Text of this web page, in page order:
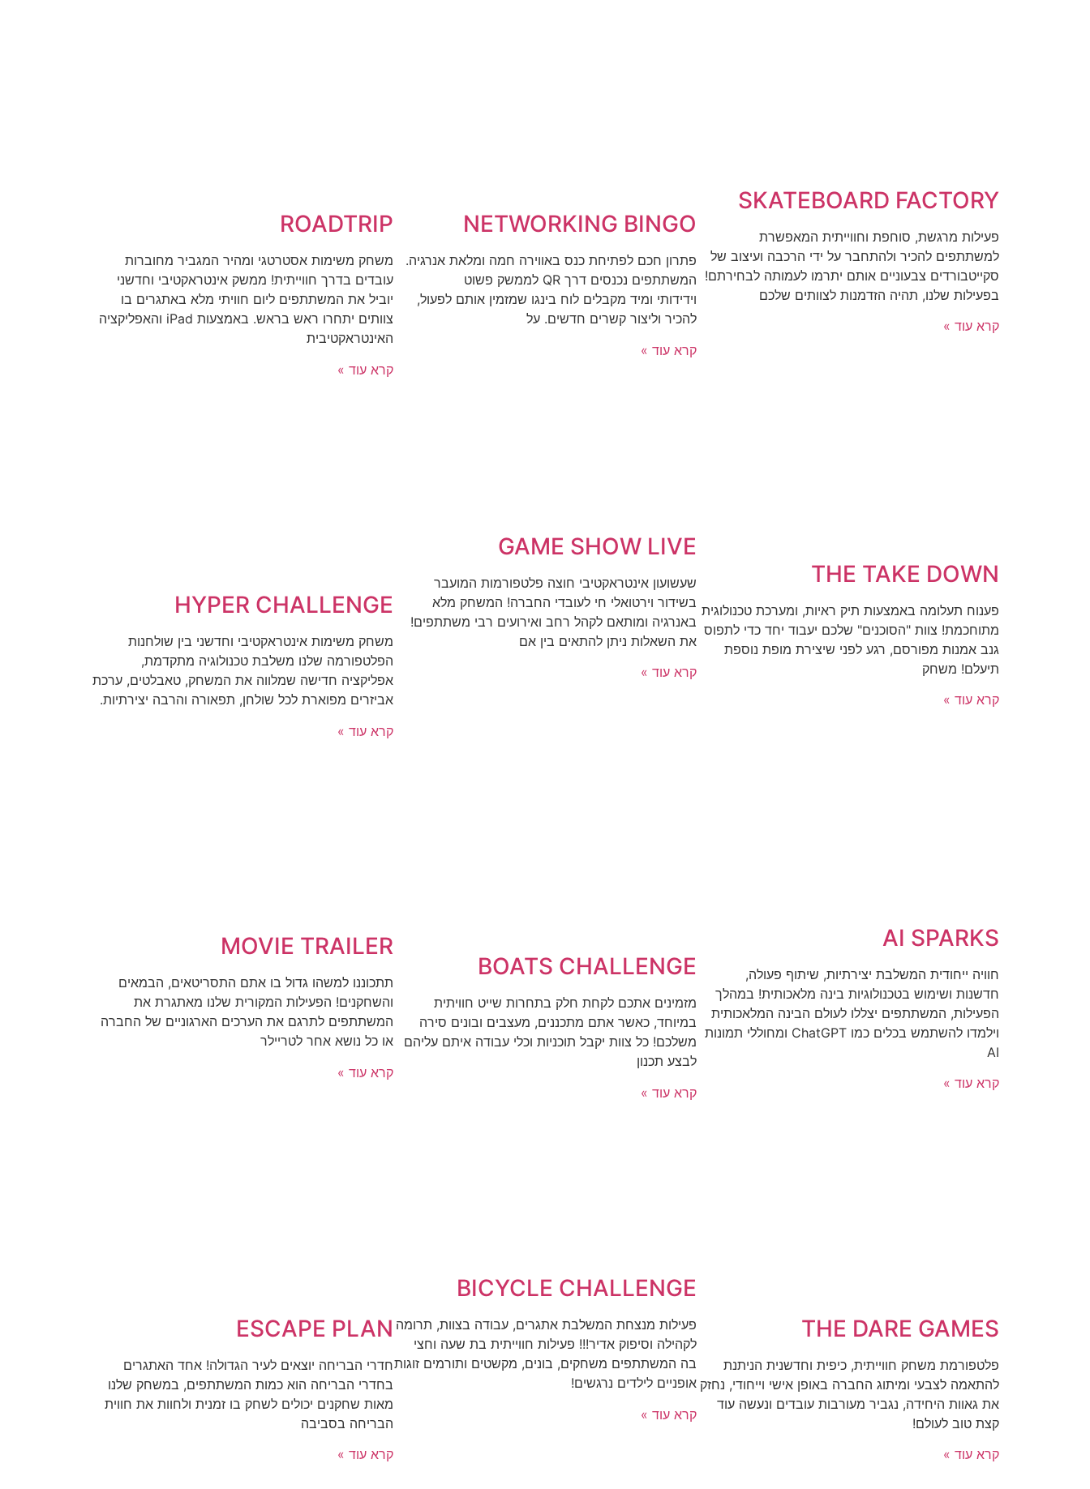
SKATEBOARD FACTORY
פעילות מרגשת, סוחפת וחווייתית המאפשרת
למשתתפים להכיר ולהתחבר על ידי הרכבה ועיצוב של
סקייטבורדים צבעוניים אותם יתרמו לעמותה לבחירתם!
בפעילות שלנו, תהיה הזדמנות לצוותים שלכם
קרא עוד »
NETWORKING BINGO
פתרון חכם לפתיחת כנס באווירה חמה ומלאת אנרגיה.
המשתתפים נכנסים דרך QR לממשק פשוט
וידידותי ומיד מקבלים לוח בינגו שמזמין אותם לפעול,
להכיר וליצור קשרים חדשים. על
קרא עוד »
ROADTRIP
משחק משימות אסטרטגי ומהיר המגביר מחוברות
עובדים בדרך חווייתית! ממשק אינטראקטיבי וחדשני
יוביל את המשתתפים ליום חוויתי מלא באתגרים בו
צוותים יתחרו ראש בראש. באמצעות iPad והאפליקציה
האינטראקטיבית
קרא עוד »
THE TAKE DOWN
פענוח תעלומה באמצעות תיק ראיות, ומערכת טכנולוגית
מתוחכמת! צוות "הסוכנים" שלכם יעבוד יחד כדי לתפוס
גנב אמנות מפורסם, רגע לפני שיצירת מופת נוספת
תיעלם! משחק
קרא עוד »
GAME SHOW LIVE
שעשועון אינטראקטיבי חוצה פלטפורמות המועבר
בשידור וירטואלי חי לעובדי החברה! המשחק מלא
באנרגיה ומותאם לקהל רחב ואירועים רבי משתתפים!
את השאלות ניתן להתאים בין אם
קרא עוד »
HYPER CHALLENGE
משחק משימות אינטראקטיבי וחדשני בין שולחנות
הפלטפורמה שלנו משלבת טכנולוגיה מתקדמת,
אפליקציה חדישה שמלווה את המשחק, טאבלטים, ערכת
אביזרים מפוארת לכל שולחן, תפאורה והרבה יצירתיות.
קרא עוד »
AI SPARKS
חוויה ייחודית המשלבת יצירתיות, שיתוף פעולה,
חדשנות ושימוש בטכנולוגיות בינה מלאכותית! במהלך
הפעילות, המשתתפים יצללו לעולם הבינה המלאכותית
וילמדו להשתמש בכלים כמו ChatGPT ומחוללי תמונות
AI
קרא עוד »
BOATS CHALLENGE
מזמינים אתכם לקחת חלק בתחרות שייט חוויתית
במיוחד, כאשר אתם מתכננים, מעצבים ובונים סירה
משלכם! כל צוות יקבל תוכניות וכלי עבודה איתם עליהם
לבצע תכנון
קרא עוד »
MOVIE TRAILER
תתכוננו למשהו גדול בו אתם התסריטאים, הבמאים
והשחקנים! הפעילות המקורית שלנו מאתגרת את
המשתתפים לתרגם את הערכים הארגוניים של החברה
או כל נושא אחר לטריילר
קרא עוד »
THE DARE GAMES
פלטפורמת משחק חווייתית, כיפית וחדשנית הניתנת
להתאמה לצבעי ומיתוג החברה באופן אישי וייחודי, נחזק
את גאוות היחידה, נגביר מעורבות עובדים ונעשה עוד
קצת טוב לעולם!
קרא עוד »
BICYCLE CHALLENGE
פעילות מנצחת המשלבת אתגרים, עבודה בצוות, תרומה
לקהילה וסיפוק אדיר!!! פעילות חווייתית בת שעה וחצי
בה המשתתפים משחקים, בונים, מקשטים ותורמים זוגות
אופניים לילדים נרגשים!
קרא עוד »
ESCAPE PLAN
חדרי הבריחה יוצאים לעיר הגדולה! אחד האתגרים
בחדרי הבריחה הוא כמות המשתתפים, במשחק שלנו
מאות שחקנים יכולים לשחק בו זמנית ולחוות את חווית
הבריחה בסביבה
קרא עוד »